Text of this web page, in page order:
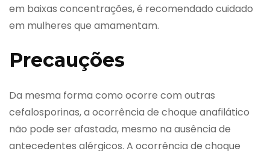
em baixas concentrações, é recomendado cuidado
em mulheres que amamentam.
Precauções
Da mesma forma como ocorre com outras
cefalosporinas, a ocorrência de choque anafilático
não pode ser afastada, mesmo na ausência de
antecedentes alérgicos. A ocorrência de choque